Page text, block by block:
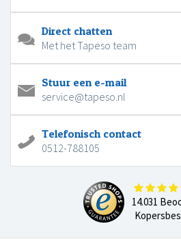
Direct chatten
Met het Tapeso team
Stuur een e-mail
service@tapeso.nl
Telefonisch contact
0512-788105
14.031